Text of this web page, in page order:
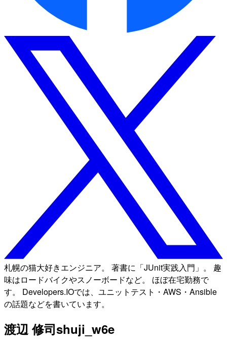
札幌の猫大好きエンジニア。 著書に「JUnit実践入門」。 趣
味はロードバイクやスノーボードなど。 ほぼ在宅勤務で
す。 Developers.IOでは、ユニットテスト・AWS・Ansible
の話題などを書いています。
渡辺 修司shuji_w6e